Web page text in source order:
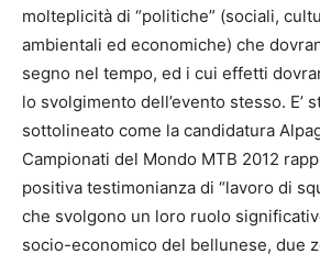
molteplicità di “politiche” (sociali,
ambientali ed economiche) che
segno nel tempo, ed i cui effetti
lo svolgimento dell’evento stesso. E’
sottolineato come la candidatura
Campionati del Mondo MTB 2012
positiva testimonianza di “lavoro di
che svolgono un loro ruolo
socio-economico del bellunese, due